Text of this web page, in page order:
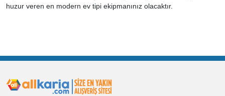
huzur veren en modern ev tipi ekipmanınız olacaktır.